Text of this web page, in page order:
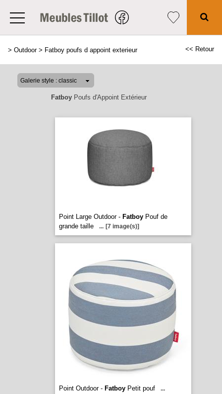
> Outdoor> Fatboy poufs d appoint exterieur << Retour
FatboyPoufs d'Appoint Extérieur
Point Large Outdoor - FatboyPouf de
grande taille
... [7 image(s)]
Point Outdoor - FatboyPetit pouf
...